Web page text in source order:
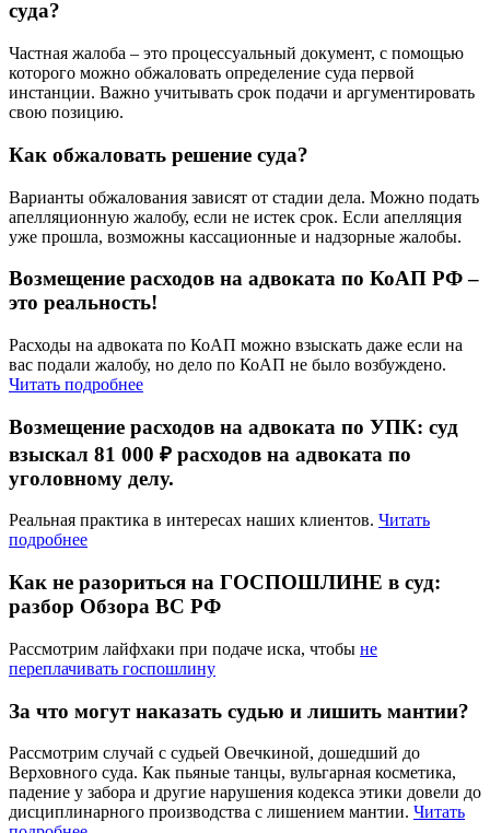
суда?
Частная жалоба – это процессуальный документ, с помощью
которого можно обжаловать определение суда первой
инстанции. Важно учитывать срок подачи и аргументировать
свою позицию.
Как обжаловать решение суда?
Варианты обжалования зависят от стадии дела. Можно подать
апелляционную жалобу, если не истек срок. Если апелляция
уже прошла, возможны кассационные и надзорные жалобы.
Возмещение расходов на адвоката по КоАП РФ –
это реальность!
Расходы на адвоката по КоАП можно взыскать даже если на
вас подали жалобу, но дело по КоАП не было возбуждено.
Читать подробнее
Возмещение расходов на адвоката по УПК: суд
взыскал 81 000 ₽ расходов на адвоката по
уголовному делу.
Реальная практика в интересах наших клиентов. Читать
подробнее
Как не разориться на ГОСПОШЛИНЕ в суд:
разбор Обзора ВС РФ
Рассмотрим лайфхаки при подаче иска, чтобы не
переплачивать госпошлину
За что могут наказать судью и лишить мантии?
Рассмотрим случай с судьей Овечкиной, дошедший до
Верховного суда. Как пьяные танцы, вульгарная косметика,
падение у забора и другие нарушения кодекса этики довели до
дисциплинарного производства с лишением мантии. Читать